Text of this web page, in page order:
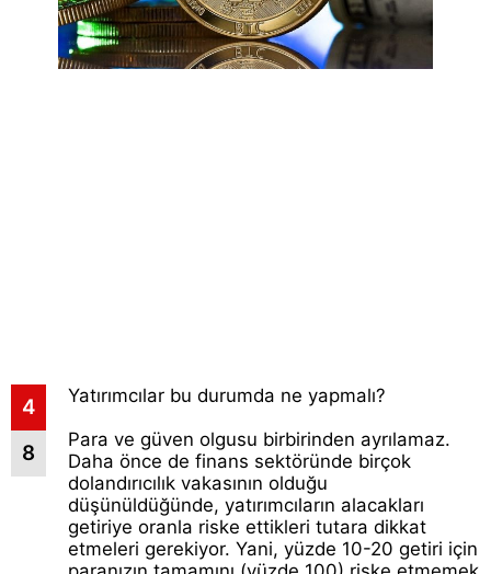
4
8
Yatırımcılar bu durumda ne yapmalı?
Para ve güven olgusu birbirinden ayrılamaz.
Daha önce de finans sektöründe birçok
dolandırıcılık vakasının olduğu
düşünüldüğünde, yatırımcıların alacakları
getiriye oranla riske ettikleri tutara dikkat
etmeleri gerekiyor. Yani, yüzde 10-20 getiri için